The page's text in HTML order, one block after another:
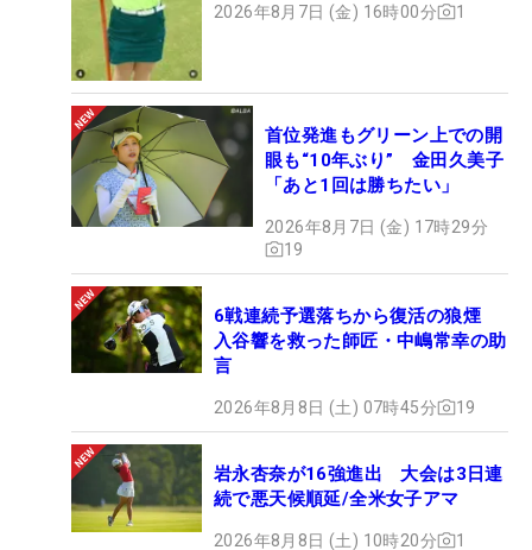
2026年8月7日 (金) 16時00分 1
首位発進もグリーン上での開
眼も“10年ぶり” 金田久美子
「あと1回は勝ちたい」
2026年8月7日 (金) 17時29分
19
6戦連続予選落ちから復活の狼煙
入谷響を救った師匠・中嶋常幸の助
言
2026年8月8日 (土) 07時45分 19
岩永杏奈が16強進出 大会は3日連
続で悪天候順延/全米女子アマ
2026年8月8日 (土) 10時20分 1